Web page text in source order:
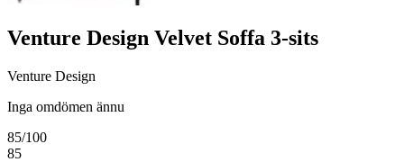
Venture Design Velvet Soffa 3-sits
Venture Design
Inga omdömen ännu
85/100
85